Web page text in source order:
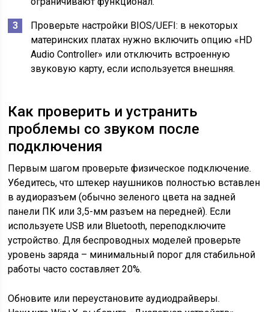
Проверьте настройки BIOS/UEFI: в некоторых
материнских платах нужно включить опцию «HD
Audio Controller» или отключить встроенную
звуковую карту, если используется внешняя.
Как проверить и устранить
проблемы со звуком после
подключения
Первым шагом проверьте физическое подключение.
Убедитесь, что штекер наушников полностью вставлен
в аудиоразъем (обычно зеленого цвета на задней
панели ПК или 3,5-мм разъем на передней). Если
используете USB или Bluetooth, переподключите
устройство. Для беспроводных моделей проверьте
уровень заряда – минимальный порог для стабильной
работы часто составляет 20%.
Обновите или переустановите аудиодрайверы.